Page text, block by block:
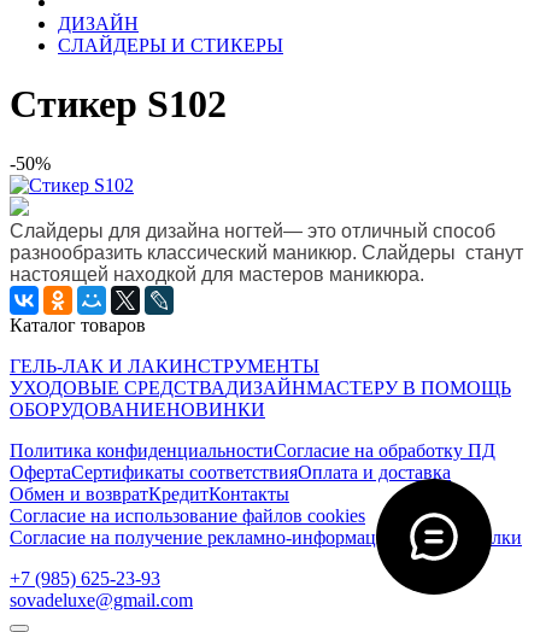
ДИЗАЙН
СЛАЙДЕРЫ И СТИКЕРЫ
Стикер S102
-50%
Слайдеры для дизайна ногтей— это отличный способ
разнообразить классический маникюр. Слайдеры станут
настоящей находкой для мастеров маникюра.
Каталог товаров
ГЕЛЬ-ЛАК И ЛАКИНСТРУМЕНТЫ
УХОДОВЫЕ СРЕДСТВАДИЗАЙНМАСТЕРУ В ПОМОЩЬ
ОБОРУДОВАНИЕНОВИНКИ
Политика конфиденциальностиСогласие на обработку ПД
ОфертаСертификаты соответствияОплата и доставка
Обмен и возвратКредитКонтакты
Согласие на использование файлов cookies
Согласие на получение рекламно-информационной рассылки
‭+7 (985) 625-23-93‬
sovadeluxe@gmail.com